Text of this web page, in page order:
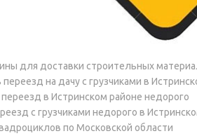
для доставки строительных
переезд на дачу с грузчиками в
в Истринском районе недорого
с грузчиками недорого в
по Московской области